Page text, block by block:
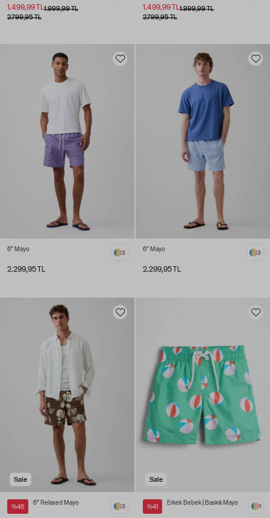
1.999,99 TL
1.499,99 TL
2.799,95 TL
1.999,99 TL
1.499,99 TL
2.799,95 TL
6" Mayo
2.299,95 TL
3
6" Mayo
2.299,95 TL
3
Sale
%46
6" Relaxed Mayo
3
Sale
%41
Erkek Bebek | Baskılı Mayo
1